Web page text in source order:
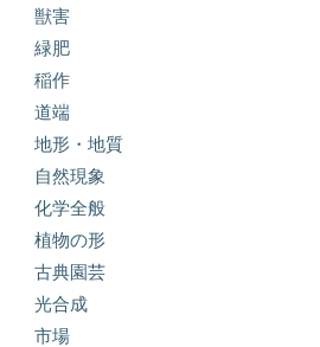
獣害
緑肥
稲作
道端
地形・地質
自然現象
化学全般
植物の形
古典園芸
光合成
市場